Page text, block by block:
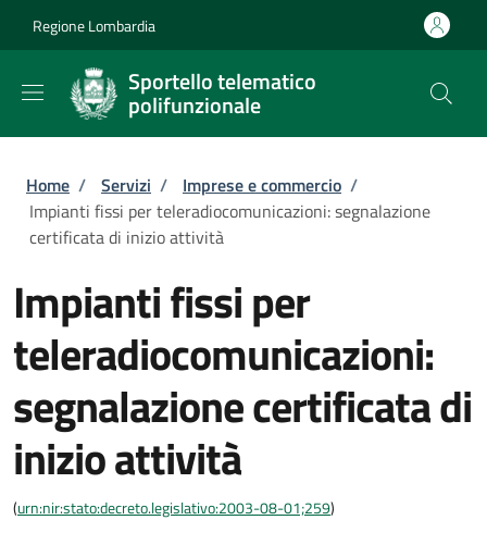
Regione Lombardia
Sportello telematico
polifunzionale
Briciole di pane
Home / Servizi / Imprese e commercio /
Impianti fissi per teleradiocomunicazioni: segnalazione
certificata di inizio attività
Impianti fissi per
teleradiocomunicazioni:
segnalazione certificata di
inizio attività
(urn:nir:stato:decreto.legislativo:2003-08-01;259)